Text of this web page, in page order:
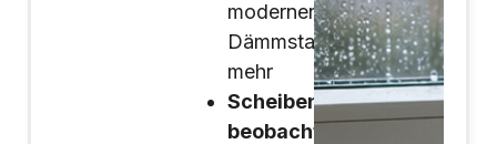
modernen
Dämmstandards
mehr
Scheiben
beobachten: